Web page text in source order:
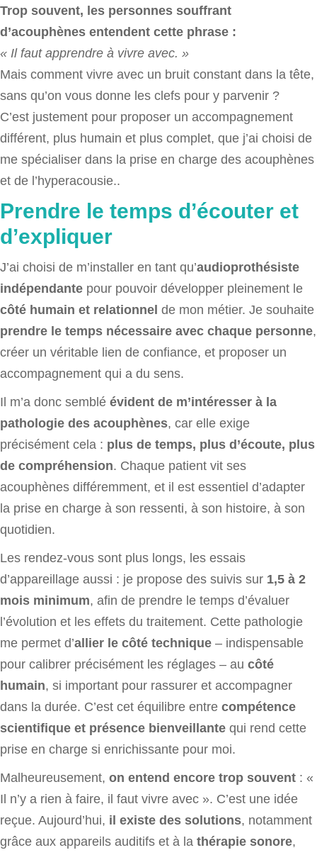
Trop souvent, les personnes souffrant
d’acouphènes entendent cette phrase :
« Il faut apprendre à vivre avec. »
Mais comment vivre avec un bruit constant dans la tête,
sans qu’on vous donne les clefs pour y parvenir ?
C’est justement pour proposer un accompagnement
différent, plus humain et plus complet, que j’ai choisi de
me spécialiser dans la prise en charge des acouphènes
et de l’hyperacousie..
Prendre le temps d’écouter et
d’expliquer
J’ai choisi de m’installer en tant qu’audioprothésiste
indépendante pour pouvoir développer pleinement le
côté humain et relationnel de mon métier. Je souhaite
prendre le temps nécessaire avec chaque personne,
créer un véritable lien de confiance, et proposer un
accompagnement qui a du sens.
Il m’a donc semblé évident de m’intéresser à la
pathologie des acouphènes, car elle exige
précisément cela : plus de temps, plus d’écoute, plus
de compréhension. Chaque patient vit ses
acouphènes différemment, et il est essentiel d’adapter
la prise en charge à son ressenti, à son histoire, à son
quotidien.
Les rendez-vous sont plus longs, les essais
d’appareillage aussi : je propose des suivis sur 1,5 à 2
mois minimum, afin de prendre le temps d’évaluer
l’évolution et les effets du traitement. Cette pathologie
me permet d’allier le côté technique – indispensable
pour calibrer précisément les réglages – au côté
humain, si important pour rassurer et accompagner
dans la durée. C’est cet équilibre entre compétence
scientifique et présence bienveillante qui rend cette
prise en charge si enrichissante pour moi.
Malheureusement, on entend encore trop souvent : «
Il n’y a rien à faire, il faut vivre avec ». C’est une idée
reçue. Aujourd’hui, il existe des solutions, notamment
grâce aux appareils auditifs et à la thérapie sonore,